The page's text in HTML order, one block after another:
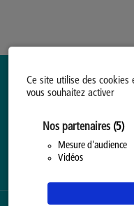
Ce site utilise des cookies
vous souhaitez activer
Nos partenaires (5)
Mesure d'audience
Vidéos